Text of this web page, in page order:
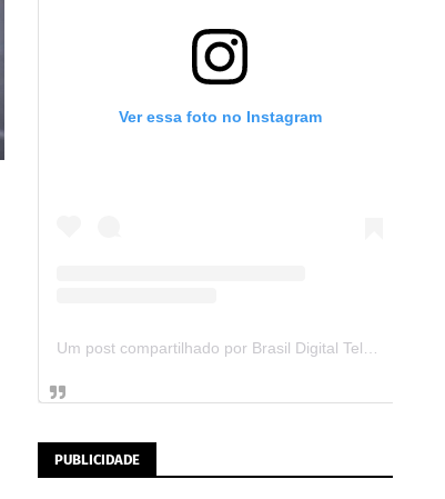
Ver essa foto no Instagram
PUBLICIDADE